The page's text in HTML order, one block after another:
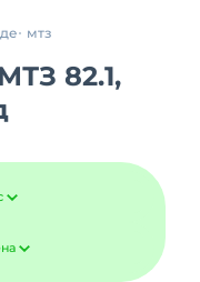
мтз
82.1,